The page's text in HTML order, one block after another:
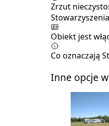
Zrzut
Obiekt jest
Co oznaczają
Inne opcje